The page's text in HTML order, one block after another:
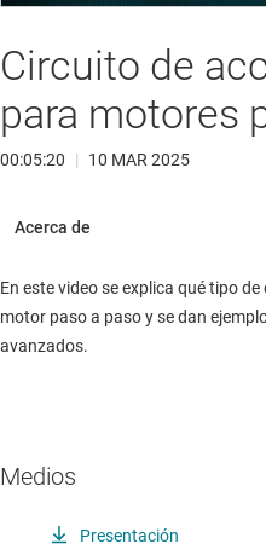
Circuito de
para motores
00:05:20 | 10 MAR 2025
En este video se explica qué tipo
motor paso a paso y se dan
avanzados.
Medios
Presentación